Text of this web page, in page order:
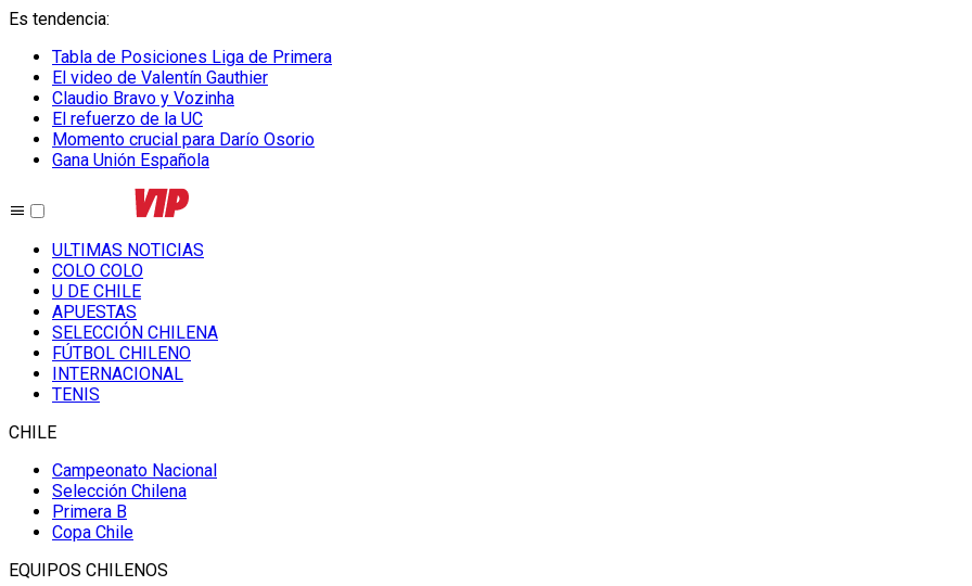
Es tendencia:
Tabla de Posiciones Liga de Primera
El video de Valentín Gauthier
Claudio Bravo y Vozinha
El refuerzo de la UC
Momento crucial para Darío Osorio
Gana Unión Española
ULTIMAS NOTICIAS
COLO COLO
U DE CHILE
APUESTAS
SELECCIÓN CHILENA
FÚTBOL CHILENO
INTERNACIONAL
TENIS
CHILE
Campeonato Nacional
Selección Chilena
Primera B
Copa Chile
EQUIPOS CHILENOS